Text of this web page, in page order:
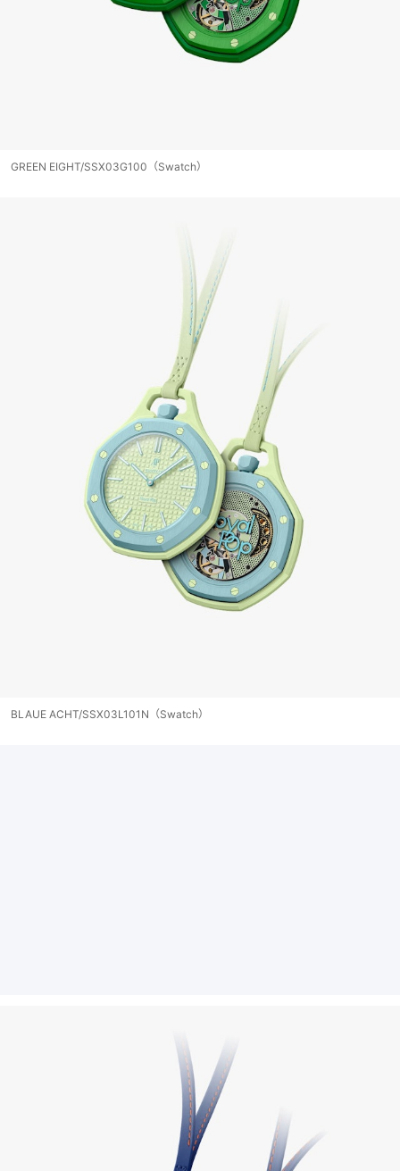
GREEN EIGHT/SSX03G100（Swatch）
BLAUE ACHT/SSX03L101N（Swatch）